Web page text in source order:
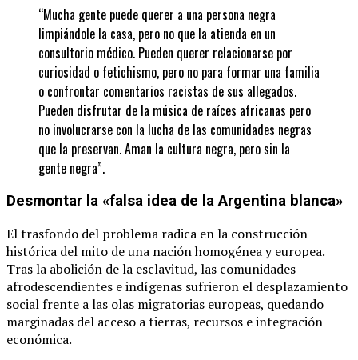
“Mucha gente puede querer a una persona negra
limpiándole la casa, pero no que la atienda en un
consultorio médico. Pueden querer relacionarse por
curiosidad o fetichismo, pero no para formar una familia
o confrontar comentarios racistas de sus allegados.
Pueden disfrutar de la música de raíces africanas pero
no involucrarse con la lucha de las comunidades negras
que la preservan. Aman la cultura negra, pero sin la
gente negra”.
Desmontar la «falsa idea de la Argentina blanca»
El trasfondo del problema radica en la construcción
histórica del mito de una nación homogénea y europea.
Tras la abolición de la esclavitud, las comunidades
afrodescendientes e indígenas sufrieron el desplazamiento
social frente a las olas migratorias europeas, quedando
marginadas del acceso a tierras, recursos e integración
económica.